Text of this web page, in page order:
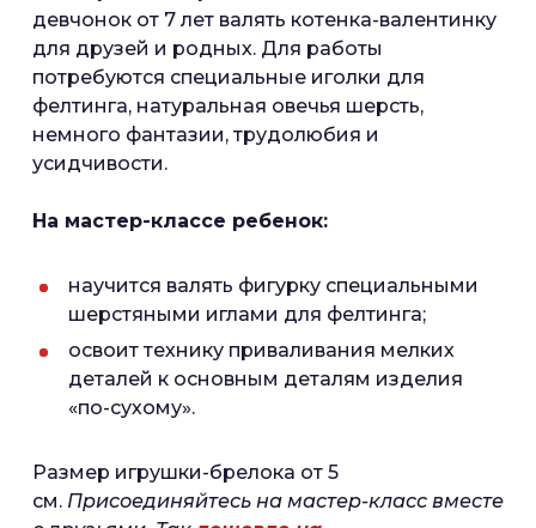
девчонок от 7 лет валять котенка-валентинку
для друзей и родных. Для работы
потребуются специальные иголки для
фелтинга, натуральная овечья шерсть,
немного фантазии, трудолюбия и
усидчивости.
На мастер-классе ребенок:
научится валять фигурку специальными
шерстяными иглами для фелтинга;
освоит технику приваливания мелких
деталей к основным деталям изделия
«по-сухому».
Размер игрушки-брелока от 5
см. Присоединяйтесь на мастер-класс вместе